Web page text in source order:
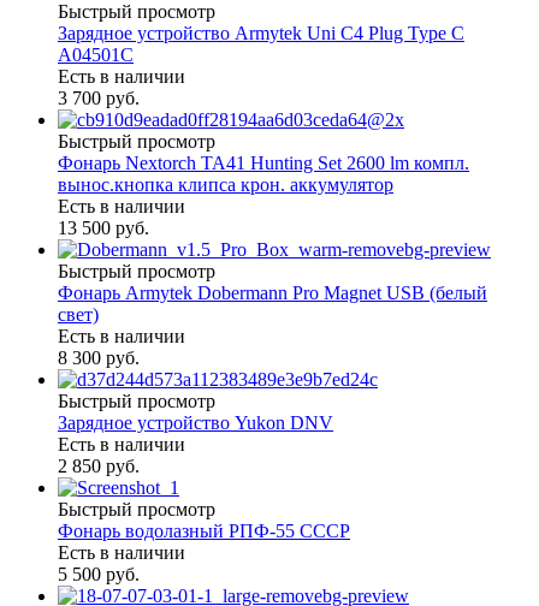
Быстрый просмотр
Зарядное устройство Armytek Uni C4 Plug Type C
A04501C
Есть в наличии
3 700 руб.
Быстрый просмотр
Фонарь Nextorch TA41 Hunting Set 2600 lm компл.
вынос.кнопка клипса крон. аккумулятор
Есть в наличии
13 500 руб.
Быстрый просмотр
Фонарь Armytek Dobermann Pro Magnet USB (белый
свет)
Есть в наличии
8 300 руб.
Быстрый просмотр
Зарядное устройство Yukon DNV
Есть в наличии
2 850 руб.
Быстрый просмотр
Фонарь водолазный РПФ-55 СССР
Есть в наличии
5 500 руб.